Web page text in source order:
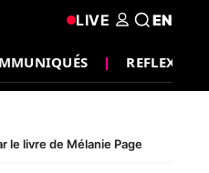
REFLEXION
LIVE EN
le livre de Mélanie Page